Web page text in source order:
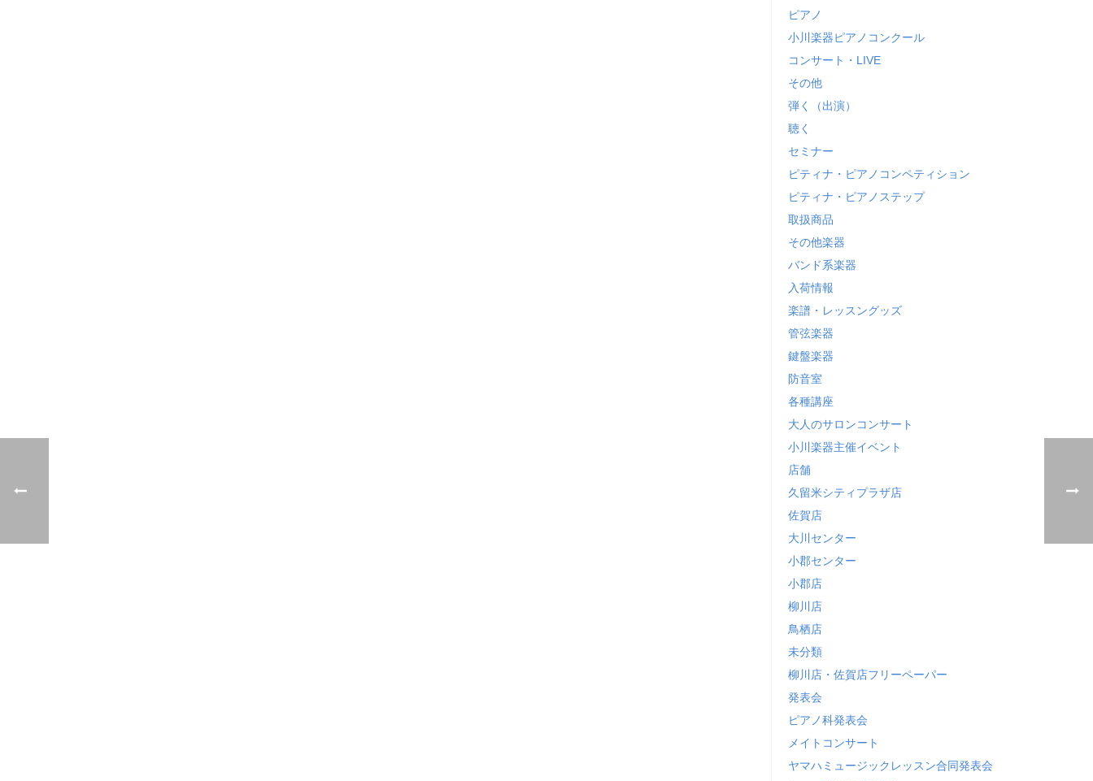
ピアノ
小川楽器ピアノコンクール
コンサート・LIVE
その他
弾く（出演）
聴く
セミナー
ピティナ・ピアノコンペティション
ピティナ・ピアノステップ
取扱商品
その他楽器
バンド系楽器
入荷情報
楽譜・レッスングッズ
管弦楽器
鍵盤楽器
防音室
各種講座
大人のサロンコンサート
小川楽器主催イベント
店舗
久留米シティプラザ店
佐賀店
大川センター
小郡センター
小郡店
柳川店
鳥栖店
未分類
柳川店・佐賀店フリーペーパー
発表会
ピアノ科発表会
メイトコンサート
ヤマハミュージックレッスン合同発表会